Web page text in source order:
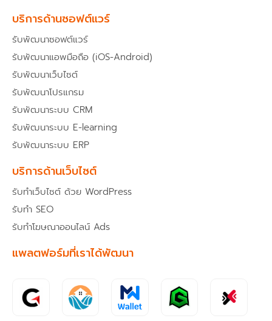
บริการด้านซอฟต์แวร์
รับพัฒนาซอฟต์แวร์
รับพัฒนาแอพมือถือ (iOS-Android)
รับพัฒนาเว็บไซต์
รับพัฒนาโปรแกรม
รับพัฒนาระบบ CRM
รับพัฒนาระบบ E-learning
รับพัฒนาระบบ ERP
บริการด้านเว็บไซต์
รับทำเว็บไซต์ ด้วย WordPress
รับทำ SEO
รับทำโฆษณาออนไลน์ Ads
แพลตฟอร์มที่เราได้พัฒนา